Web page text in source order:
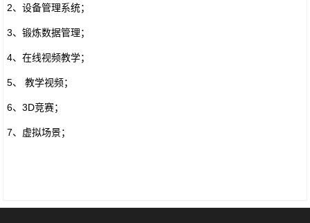
2、设备管理系统；
3、锻炼数据管理；
4、在线视频教学；
5、 教学视频；
6、3D竞赛；
7、虚拟场景；